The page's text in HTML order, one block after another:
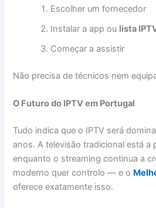
Escolher um fornecedor
Instalar a app ou lista
Começar a assistir
Não precisa de técnicos nem
O Futuro do IPTV em Portugal
Tudo indica que o IPTV será
anos. A televisão tradicional está a
enquanto o streaming continua a
moderno quer controlo — e o
oferece exatamente isso.